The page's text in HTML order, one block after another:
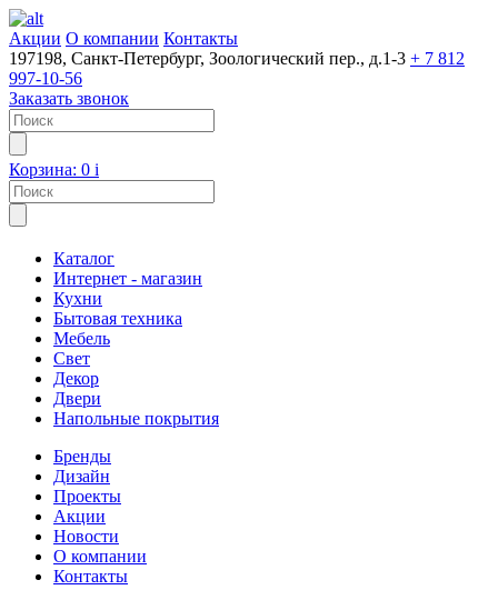
Акции О компании Контакты
197198, Санкт-Петербург, Зоологический пер., д.1-3 + 7 812
997-10-56
Заказать звонок
Корзина: 0 i
Каталог
Интернет - магазин
Кухни
Бытовая техника
Мебель
Свет
Декор
Двери
Напольные покрытия
Бренды
Дизайн
Проекты
Акции
Новости
О компании
Контакты